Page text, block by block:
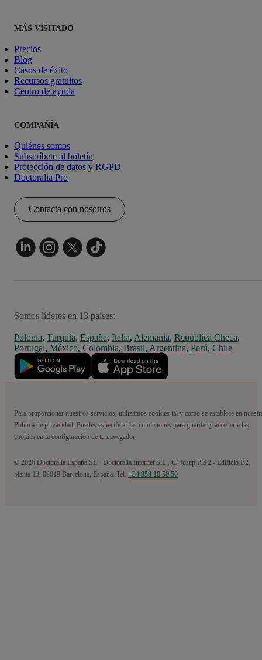
MÁS VISITADO
Precios
Blog
Casos de éxito
Recursos gratuitos
Centro de ayuda
COMPAÑÍA
Quiénes somos
Subscríbete al boletín
Protección de datos y RGPD
Doctoralia Pro
Contacta con nosotros
Somos líderes en 13 países:
Polonia, Turquía, España, Italia, Alemania, República Checa,
Portugal, México, Colombia, Brasil, Argentina, Perú, Chile
Para proporcionar nuestros servicios, utilizamos cookies tal y como se establece en
Política de privacidad. Puedes especificar las condiciones para guardar y acceder a las
cookies en la configuración de tu navegador
© 2026 Doctoralia España SL · Doctoralia Internet S.L., C/ Josep Pla 2 - Edificio B2,
planta 13, 08019 Barcelona, España. Tel. +34 958 10 50 50